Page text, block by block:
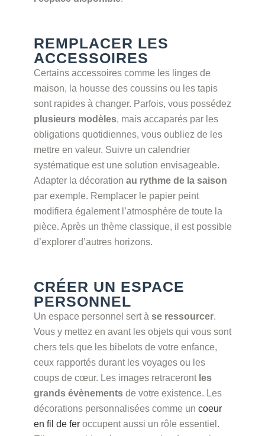
REMPLACER LES
ACCESSOIRES
Certains accessoires comme les linges de
maison, la housse des coussins ou les tapis
sont rapides à changer. Parfois, vous possédez
plusieurs modèles, mais accaparés par les
obligations quotidiennes, vous oubliez de les
mettre en valeur. Suivre un calendrier
systématique est une solution envisageable.
Adapter la décoration au rythme de la saison
par exemple. Remplacer le papier peint
modifiera également l’atmosphère de toute la
pièce. Après un thème classique, il est possible
d’explorer d’autres horizons.
CRÉER UN ESPACE
PERSONNEL
Un espace personnel sert à se ressourcer.
Vous y mettez en avant les objets qui vous sont
chers tels que les bibelots de votre enfance,
ceux rapportés durant les voyages ou les
coups de cœur. Les images retraceront les
grands évènementsde votre existence. Les
décorations personnalisées comme un coeur
en fil de feroccupent aussi un rôle essentiel.